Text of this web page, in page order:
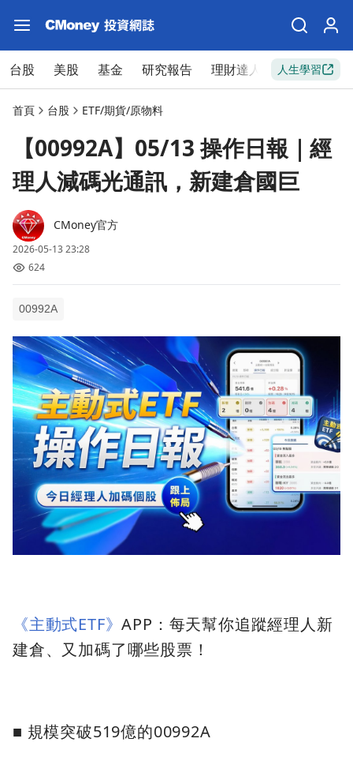
台股 美股 基金 研究報告 理財達人 新手入門
人生學習
首頁 台股 ETF/期貨/原物料
【00992A】05/13 操作日報｜經
理人減碼光通訊，新建倉國巨
CMoney官方
2026-05-13 23:28
624
00992A
《主動式ETF》APP：每天幫你追蹤經理人新
建倉、又加碼了哪些股票！
■ 規模突破519億的00992A